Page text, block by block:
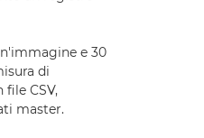
e 30
di
CSV,
master.